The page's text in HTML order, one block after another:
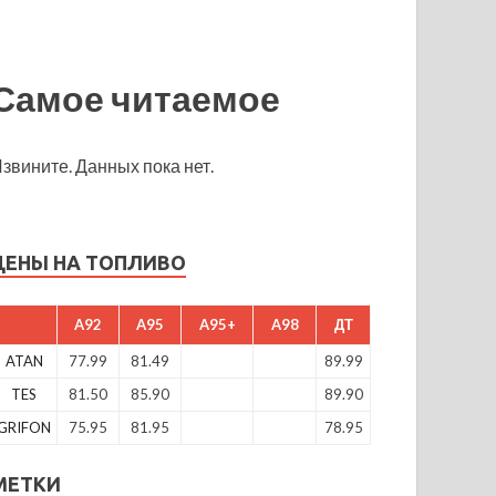
читаемое
Данных пока нет.
НА ТОПЛИВО
A92 A95 A95+ A98 ДТ
ATAN 77.99 81.49
89.99
TES
81.50 85.90
89.90
75.95 81.95 78.95